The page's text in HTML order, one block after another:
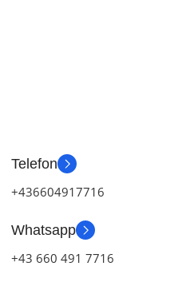
Telefon
+436604917716
Whatsapp
+43 660 491 7716